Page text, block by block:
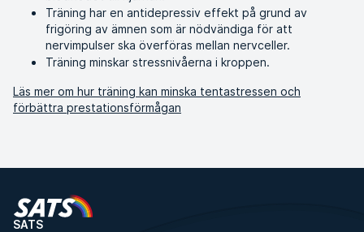
Träning har en antidepressiv effekt på grund av
frigöring av ämnen som är nödvändiga för att
nervimpulser ska överföras mellan nervceller.
Träning minskar stressnivåerna i kroppen.
Läs mer om hur träning kan minska tentastressen och
förbättra prestationsförmågan
SATS